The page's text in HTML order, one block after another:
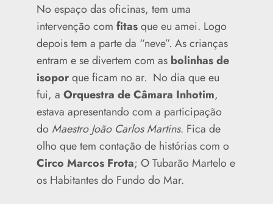
No espaço das oficinas, tem uma
intervenção com fitasque eu amei. Logo
depois tem a parte da “neve”. As crianças
entram e se divertem com as bolinhas de
isoporque ficam no ar. No dia que eu
fui, a Orquestra de Câmara Inhotim,
estava apresentando com a participação
do Maestro João Carlos Martins. Fica de
olho que tem contação de histórias com o
Circo Marcos Frota; O Tubarão Martelo e
os Habitantes do Fundo do Mar.